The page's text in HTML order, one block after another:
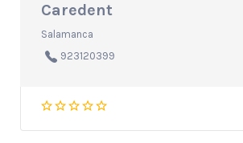
Caredent
Salamanca
923120399